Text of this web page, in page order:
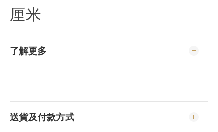
厘米
了解更多
送貨及付款方式